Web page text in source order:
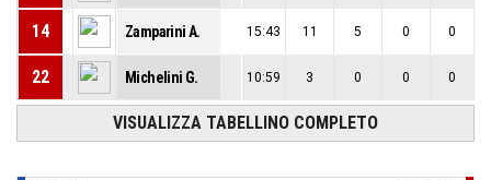
14 Zamparini A. 15:43 11 5 0 0
22 Michelini G. 10:59 3 0 0 0
VISUALIZZA TABELLINO COMPLETO